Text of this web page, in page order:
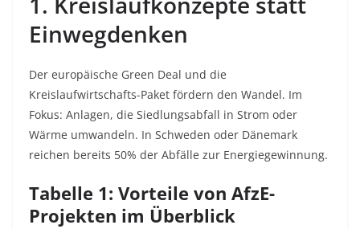
Einwegdenken
Der europäische Green Deal und die
Kreislaufwirtschafts-Paket fördern den Wandel. Im
Fokus: Anlagen, die Siedlungsabfall in Strom oder
Wärme umwandeln. In Schweden oder Dänemark
reichen bereits 50% der Abfälle zur Energiegewinnung.
Tabelle 1: Vorteile von AfzE-
Projekten im Überblick